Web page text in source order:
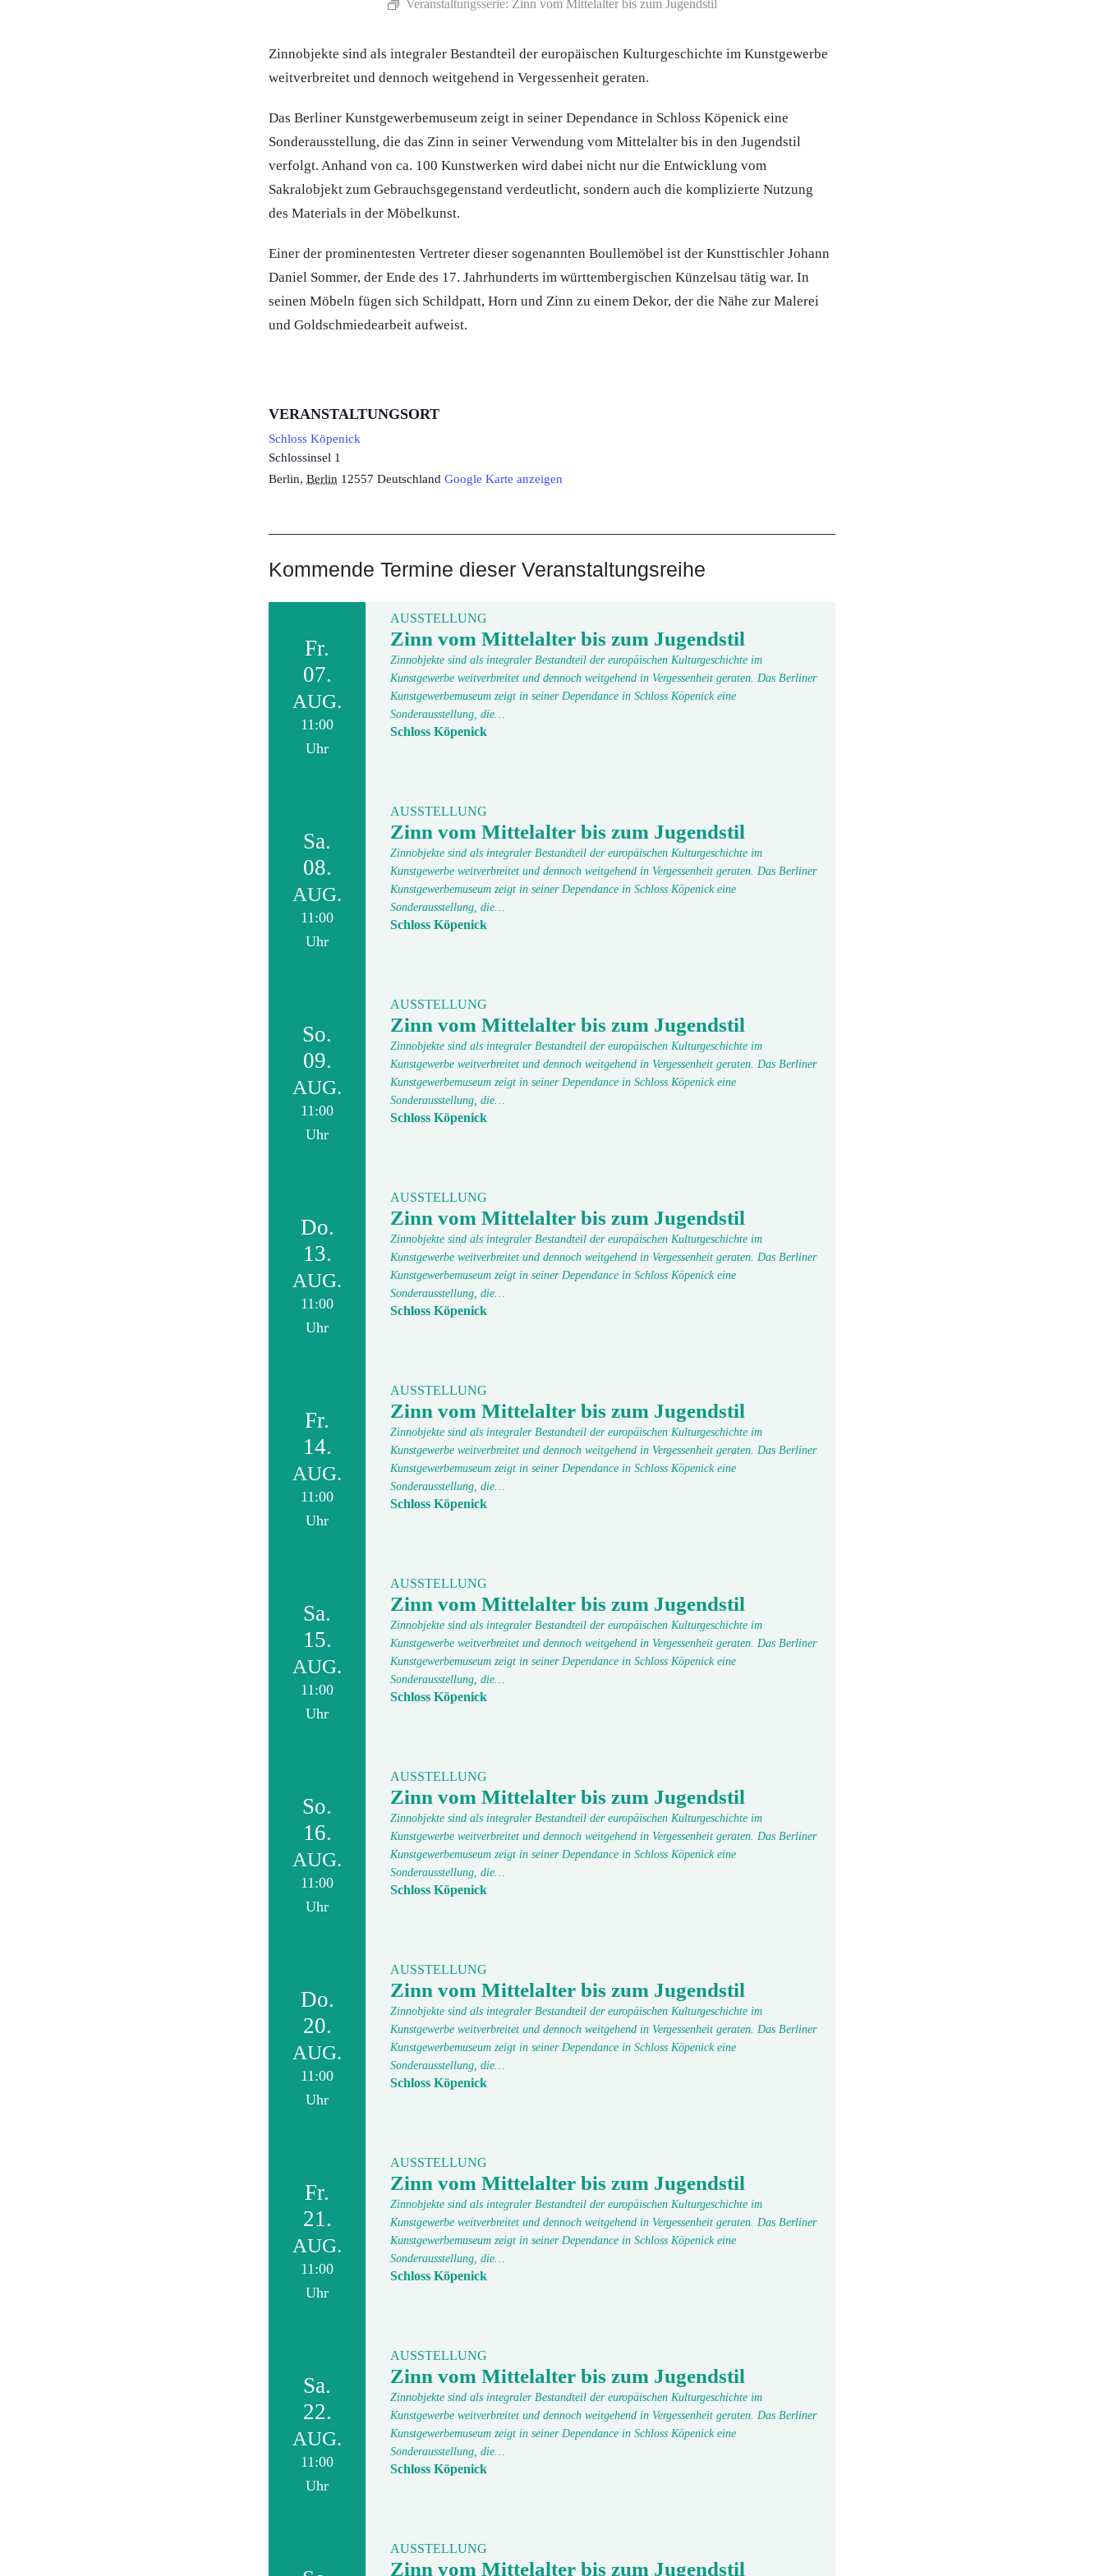
Veranstaltungsserie: Zinn vom Mittelalter bis zum Jugendstil
Zinnobjekte sind als integraler Bestandteil der europäischen Kulturgeschichte im Kunstgewerbe
weitverbreitet und dennoch weitgehend in Vergessenheit geraten.
Das Berliner Kunstgewerbemuseum zeigt in seiner Dependance in Schloss Köpenick eine
Sonderausstellung, die das Zinn in seiner Verwendung vom Mittelalter bis in den Jugendstil
verfolgt. Anhand von ca. 100 Kunstwerken wird dabei nicht nur die Entwicklung vom
Sakralobjekt zum Gebrauchsgegenstand verdeutlicht, sondern auch die komplizierte Nutzung
des Materials in der Möbelkunst.
Einer der prominentesten Vertreter dieser sogenannten Boullemöbel ist der Kunsttischler Johann
Daniel Sommer, der Ende des 17. Jahrhunderts im württembergischen Künzelsau tätig war. In
seinen Möbeln fügen sich Schildpatt, Horn und Zinn zu einem Dekor, der die Nähe zur Malerei
und Goldschmiedearbeit aufweist.
VERANSTALTUNGSORT
Schloss Köpenick
Schlossinsel 1
Berlin, Berlin 12557 Deutschland Google Karte anzeigen
Kommende Termine dieser Veranstaltungsreihe
Fr.
07.
AUG.
11:00
Uhr
AUSSTELLUNG
Zinn vom Mittelalter bis zum Jugendstil
Zinnobjekte sind als integraler Bestandteil der europäischen Kulturgeschichte im
Kunstgewerbe weitverbreitet und dennoch weitgehend in Vergessenheit geraten. Das Berliner
Kunstgewerbemuseum zeigt in seiner Dependance in Schloss Köpenick eine
Sonderausstellung, die…
Schloss Köpenick
Sa.
08.
AUG.
11:00
Uhr
AUSSTELLUNG
Zinn vom Mittelalter bis zum Jugendstil
Zinnobjekte sind als integraler Bestandteil der europäischen Kulturgeschichte im
Kunstgewerbe weitverbreitet und dennoch weitgehend in Vergessenheit geraten. Das Berliner
Kunstgewerbemuseum zeigt in seiner Dependance in Schloss Köpenick eine
Sonderausstellung, die…
Schloss Köpenick
So.
09.
AUG.
11:00
Uhr
AUSSTELLUNG
Zinn vom Mittelalter bis zum Jugendstil
Zinnobjekte sind als integraler Bestandteil der europäischen Kulturgeschichte im
Kunstgewerbe weitverbreitet und dennoch weitgehend in Vergessenheit geraten. Das Berliner
Kunstgewerbemuseum zeigt in seiner Dependance in Schloss Köpenick eine
Sonderausstellung, die…
Schloss Köpenick
Do.
13.
AUG.
11:00
Uhr
AUSSTELLUNG
Zinn vom Mittelalter bis zum Jugendstil
Zinnobjekte sind als integraler Bestandteil der europäischen Kulturgeschichte im
Kunstgewerbe weitverbreitet und dennoch weitgehend in Vergessenheit geraten. Das Berliner
Kunstgewerbemuseum zeigt in seiner Dependance in Schloss Köpenick eine
Sonderausstellung, die…
Schloss Köpenick
Fr.
14.
AUG.
11:00
Uhr
AUSSTELLUNG
Zinn vom Mittelalter bis zum Jugendstil
Zinnobjekte sind als integraler Bestandteil der europäischen Kulturgeschichte im
Kunstgewerbe weitverbreitet und dennoch weitgehend in Vergessenheit geraten. Das Berliner
Kunstgewerbemuseum zeigt in seiner Dependance in Schloss Köpenick eine
Sonderausstellung, die…
Schloss Köpenick
Sa.
15.
AUG.
11:00
Uhr
AUSSTELLUNG
Zinn vom Mittelalter bis zum Jugendstil
Zinnobjekte sind als integraler Bestandteil der europäischen Kulturgeschichte im
Kunstgewerbe weitverbreitet und dennoch weitgehend in Vergessenheit geraten. Das Berliner
Kunstgewerbemuseum zeigt in seiner Dependance in Schloss Köpenick eine
Sonderausstellung, die…
Schloss Köpenick
So.
16.
AUG.
11:00
Uhr
AUSSTELLUNG
Zinn vom Mittelalter bis zum Jugendstil
Zinnobjekte sind als integraler Bestandteil der europäischen Kulturgeschichte im
Kunstgewerbe weitverbreitet und dennoch weitgehend in Vergessenheit geraten. Das Berliner
Kunstgewerbemuseum zeigt in seiner Dependance in Schloss Köpenick eine
Sonderausstellung, die…
Schloss Köpenick
Do.
20.
AUG.
11:00
Uhr
AUSSTELLUNG
Zinn vom Mittelalter bis zum Jugendstil
Zinnobjekte sind als integraler Bestandteil der europäischen Kulturgeschichte im
Kunstgewerbe weitverbreitet und dennoch weitgehend in Vergessenheit geraten. Das Berliner
Kunstgewerbemuseum zeigt in seiner Dependance in Schloss Köpenick eine
Sonderausstellung, die…
Schloss Köpenick
Fr.
21.
AUG.
11:00
Uhr
AUSSTELLUNG
Zinn vom Mittelalter bis zum Jugendstil
Zinnobjekte sind als integraler Bestandteil der europäischen Kulturgeschichte im
Kunstgewerbe weitverbreitet und dennoch weitgehend in Vergessenheit geraten. Das Berliner
Kunstgewerbemuseum zeigt in seiner Dependance in Schloss Köpenick eine
Sonderausstellung, die…
Schloss Köpenick
Sa.
22.
AUG.
11:00
Uhr
AUSSTELLUNG
Zinn vom Mittelalter bis zum Jugendstil
Zinnobjekte sind als integraler Bestandteil der europäischen Kulturgeschichte im
Kunstgewerbe weitverbreitet und dennoch weitgehend in Vergessenheit geraten. Das Berliner
Kunstgewerbemuseum zeigt in seiner Dependance in Schloss Köpenick eine
Sonderausstellung, die…
Schloss Köpenick
AUSSTELLUNG
Zinn vom Mittelalter bis zum Jugendstil